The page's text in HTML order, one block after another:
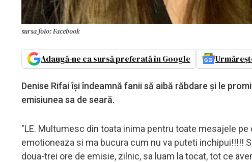
sursa foto: Facebook
Adaugă-ne ca sursă preferată în Google
Denise Rifai îşi îndeamnă fanii să aibă răbdare şi le
emisiunea sa de seară.
"LE. Multumesc din toata inima pentru toate mesajele
emotioneaza si ma bucura cum nu va puteti inchipui!!!!!
doua-trei ore de emisie, zilnic, sa luam la tocat, tot ce